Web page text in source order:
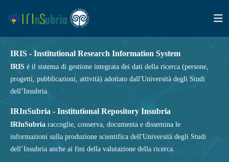
IRIS - Institutional Research Information System
IRIS è il sistema di gestione integrata dei dati della ricerca (persone,
progetti, pubblicazioni, attività) adottato dall'Università degli Studi
dell’Insubria.
IRInSubria - Institutional Repository Insubria
IRInSubria raccoglie, conserva, documenta e dissemina le
informazioni sulla produzione scientifica dell'Università degli Studi
dell’Insubria anche ai fini della valutazione della ricerca.